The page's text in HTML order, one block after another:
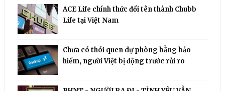
ACE Life chính thức đổi tên thành Chubb
Life tại Việt Nam
Chưa có thói quen dự phòng bằng bảo
hiểm, người Việt bị động trước rủi ro